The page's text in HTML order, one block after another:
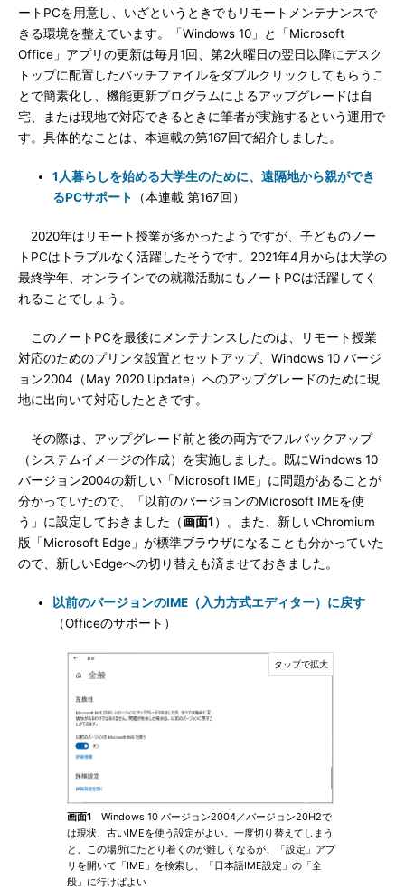
ートPCを用意し、いざというときでもリモートメンテナンスで
きる環境を整えています。「Windows 10」と「Microsoft
Office」アプリの更新は毎月1回、第2火曜日の翌日以降にデスク
トップに配置したバッチファイルをダブルクリックしてもらうこ
とで簡素化し、機能更新プログラムによるアップグレードは自
宅、または現地で対応できるときに筆者が実施するという運用で
す。具体的なことは、本連載の第167回で紹介しました。
1人暮らしを始める大学生のために、遠隔地から親ができ
るPCサポート
（本連載 第167回）
2020年はリモート授業が多かったようですが、子どものノー
トPCはトラブルなく活躍したそうです。2021年4月からは大学の
最終学年、オンラインでの就職活動にもノートPCは活躍してく
れることでしょう。
このノートPCを最後にメンテナンスしたのは、リモート授業
対応のためのプリンタ設置とセットアップ、Windows 10 バージ
ョン2004（May 2020 Update）へのアップグレードのために現
地に出向いて対応したときです。
その際は、アップグレード前と後の両方でフルバックアップ
（システムイメージの作成）を実施しました。既にWindows 10
バージョン2004の新しい「Microsoft IME」に問題があることが
分かっていたので、「以前のバージョンのMicrosoft IMEを使
う」に設定しておきました（画面1 ）。また、新しいChromium
版「Microsoft Edge」が標準ブラウザになることも分かっていた
ので、新しいEdgeへの切り替えも済ませておきました。
以前のバージョンのIME（入力方式エディター）に戻す
（Officeのサポート）
画面1 Windows 10 バージョン2004／バージョン20H2で
は現状、古いIMEを使う設定がよい。一度切り替えてしまう
と、この場所にたどり着くのが難しくなるが、「設定」アプ
リを開いて「IME」を検索し、「日本語IME設定」の「全
般」に行けばよい